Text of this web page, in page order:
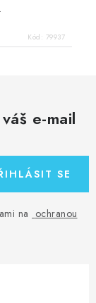
Kód: 79937
e-mail
na ochranou
SE